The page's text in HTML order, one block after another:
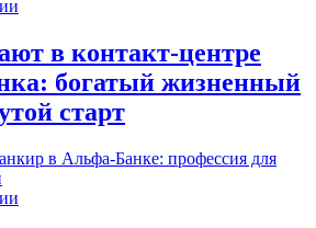
в контакт-центре
богатый жизненный
старт